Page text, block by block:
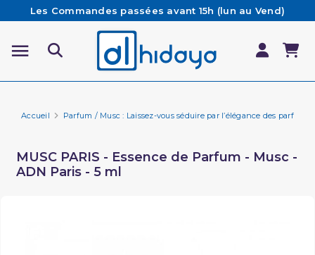
Les Commandes passées avant 15h (lun au Vend)
sont préparées et expédiées le jour même
Besoin d'aide ? Retrouvez notre FAQ
Livraison offerte à partir de 65€ d'achat*
Accueil Parfum / Musc : Laissez-vous séduire par l’élégance des parfums
MUSC PARIS - Essence de Parfum - Musc -
ADN Paris - 5 ml